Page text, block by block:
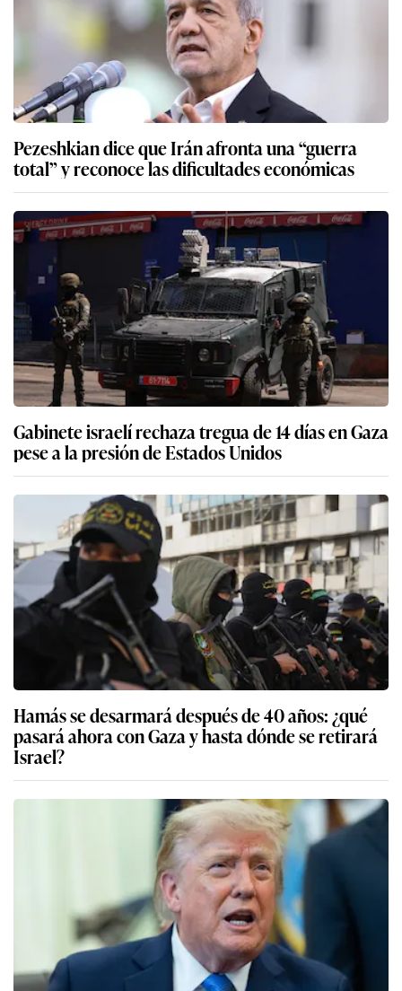
Pezeshkian dice que Irán afronta una “guerra
total” y reconoce las dificultades económicas
Gabinete israelí rechaza tregua de 14 días en Gaza
pese a la presión de Estados Unidos
Hamás se desarmará después de 40 años: ¿qué
pasará ahora con Gaza y hasta dónde se retirará
Israel?